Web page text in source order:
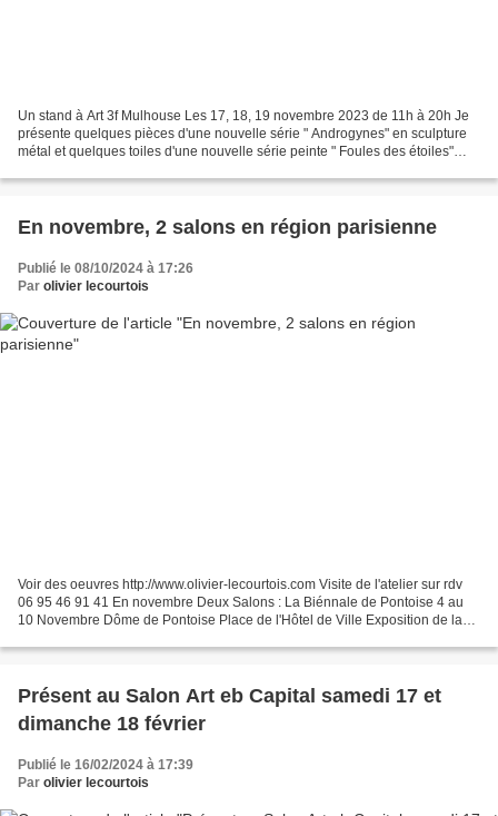
Un stand à Art 3f Mulhouse Les 17, 18, 19 novembre 2023 de 11h à 20h Je
présente quelques pièces d'une nouvelle série " Androgynes" en sculpture
métal et quelques toiles d'une nouvelle série peinte " Foules des étoiles"
En novembre, 2 salons en région parisienne
Publié le 08/10/2024 à 17:26
Par olivier lecourtois
Voir des oeuvres http://www.olivier-lecourtois.com Visite de l'atelier sur rdv
06 95 46 91 41 En novembre Deux Salons : La Biénnale de Pontoise 4 au
10 Novembre Dôme de Pontoise Place de l'Hôtel de Ville Exposition de la
Présent au Salon Art eb Capital samedi 17 et
dimanche 18 février
Publié le 16/02/2024 à 17:39
Par olivier lecourtois